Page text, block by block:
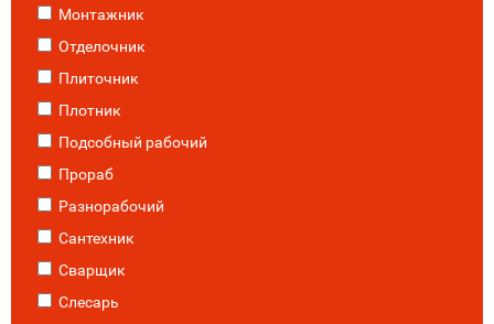
Монтажник
Отделочник
Плиточник
Плотник
Подсобный рабочий
Прораб
Разнорабочий
Сантехник
Сварщик
Слесарь